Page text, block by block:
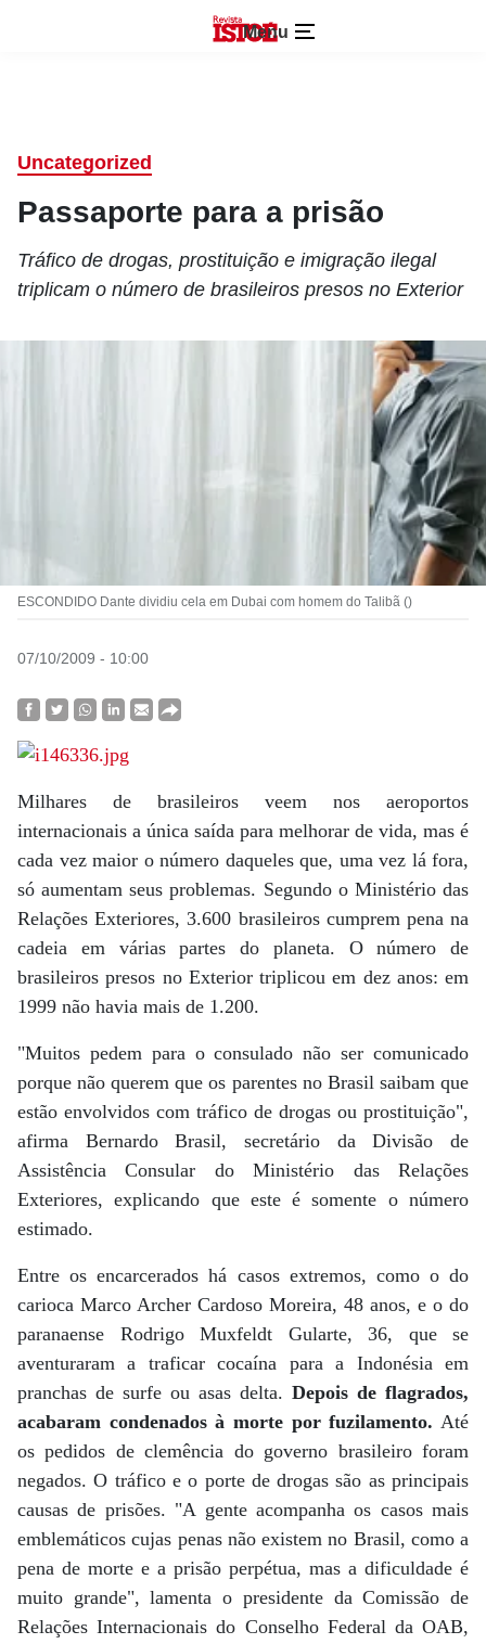
Menu
Uncategorized
Passaporte para a prisão
Tráfico de drogas, prostituição e imigração ilegal
triplicam o número de brasileiros presos no Exterior
ESCONDIDO Dante dividiu cela em Dubai com homem do Talibã ()
07/10/2009 - 10:00
Milhares de brasileiros veem nos aeroportos
internacionais a única saída para melhorar de vida, mas é
cada vez maior o número daqueles que, uma vez lá fora,
só aumentam seus problemas. Segundo o Ministério das
Relações Exteriores, 3.600 brasileiros cumprem pena na
cadeia em várias partes do planeta. O número de
brasileiros presos no Exterior triplicou em dez anos: em
1999 não havia mais de 1.200.
"Muitos pedem para o consulado não ser comunicado
porque não querem que os parentes no Brasil saibam que
estão envolvidos com tráfico de drogas ou prostituição",
afirma Bernardo Brasil, secretário da Divisão de
Assistência Consular do Ministério das Relações
Exteriores, explicando que este é somente o número
estimado.
Entre os encarcerados há casos extremos, como o do
carioca Marco Archer Cardoso Moreira, 48 anos, e o do
paranaense Rodrigo Muxfeldt Gularte, 36, que se
aventuraram a traficar cocaína para a Indonésia em
pranchas de surfe ou asas delta. Depois de flagrados,
acabaram condenados à morte por fuzilamento. Até
os pedidos de clemência do governo brasileiro foram
negados. O tráfico e o porte de drogas são as principais
causas de prisões. "A gente acompanha os casos mais
emblemáticos cujas penas não existem no Brasil, como a
pena de morte e a prisão perpétua, mas a dificuldade é
muito grande", lamenta o presidente da Comissão de
Relações Internacionais do Conselho Federal da OAB,